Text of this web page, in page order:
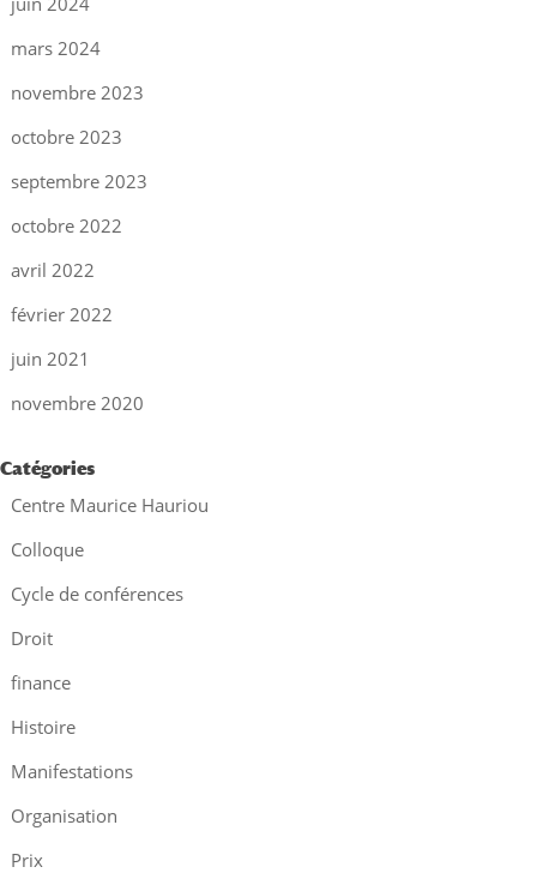
mars 2024
novembre 2023
octobre 2023
septembre 2023
octobre 2022
avril 2022
février 2022
juin 2021
novembre 2020
Catégories
Centre Maurice Hauriou
Colloque
Cycle de conférences
Droit
finance
Histoire
Manifestations
Organisation
Prix